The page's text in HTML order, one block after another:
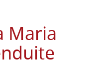
Maria